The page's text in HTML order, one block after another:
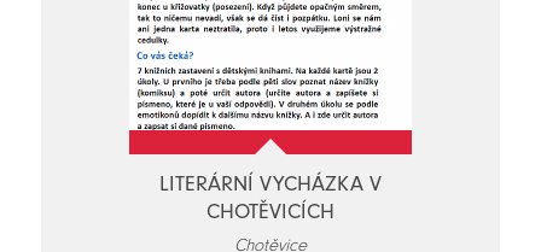
LITERÁRNÍ VYCHÁZKA V
CHOTĚVICÍCH
Chotěvice